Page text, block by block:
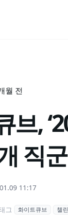
월 전
브,
직
11:17
그 화이트큐브 챌